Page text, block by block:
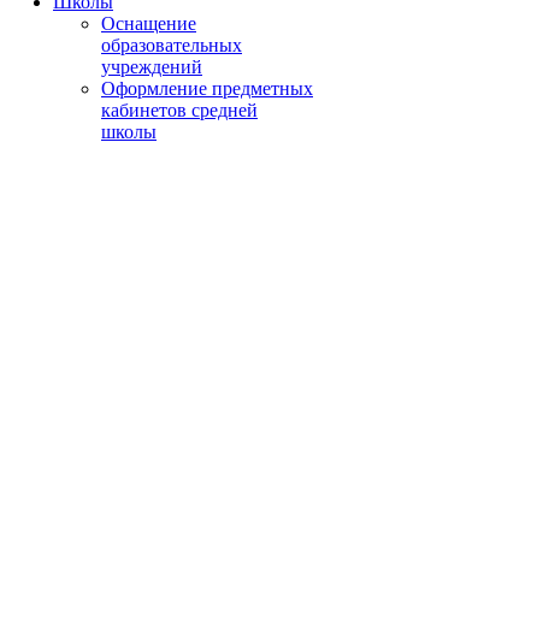
Оснащение
образовательных
учреждений
Оформление предметных
кабинетов средней
школы